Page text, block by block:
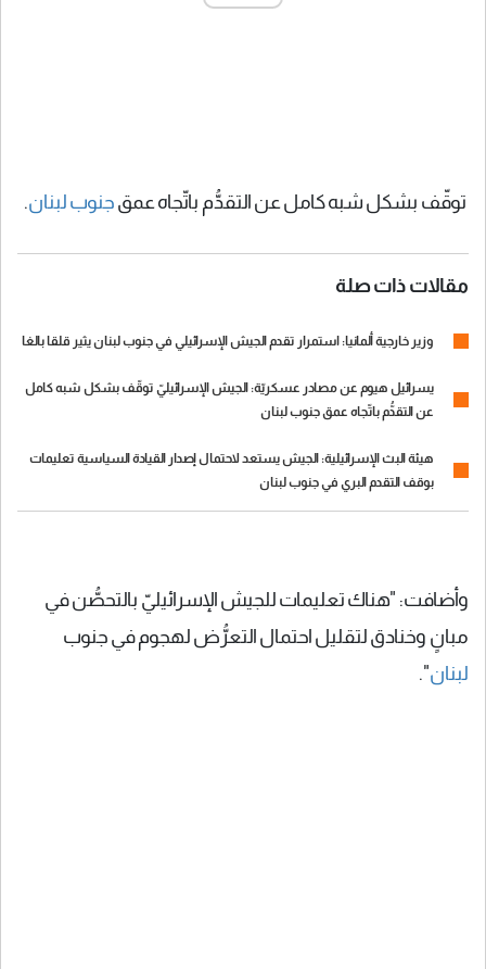
توقّف بشكل شبه كامل عن التقدُّم باتّجاه عمق جنوب لبنان.
مقالات ذات صلة
وزير خارجية ألمانيا: استمرار تقدم الجيش الإسرائيلي في جنوب لبنان يثير قلقا بالغا
يسرائيل هيوم عن مصادر عسكريّة: الجيش الإسرائيليّ توقّف بشكل شبه كامل
عن التقدُّم باتّجاه عمق جنوب لبنان
هيئة البث الإسرائيلية: الجيش يستعد لاحتمال إصدار القيادة السياسية تعليمات
بوقف التقدم البري في جنوب لبنان
وأضافت: "هناك تعليمات للجيش الإسرائيليّ بالتحصُّن في
مبانٍ وخنادق لتقليل احتمال التعرُّض لهجوم في جنوب
لبنان".